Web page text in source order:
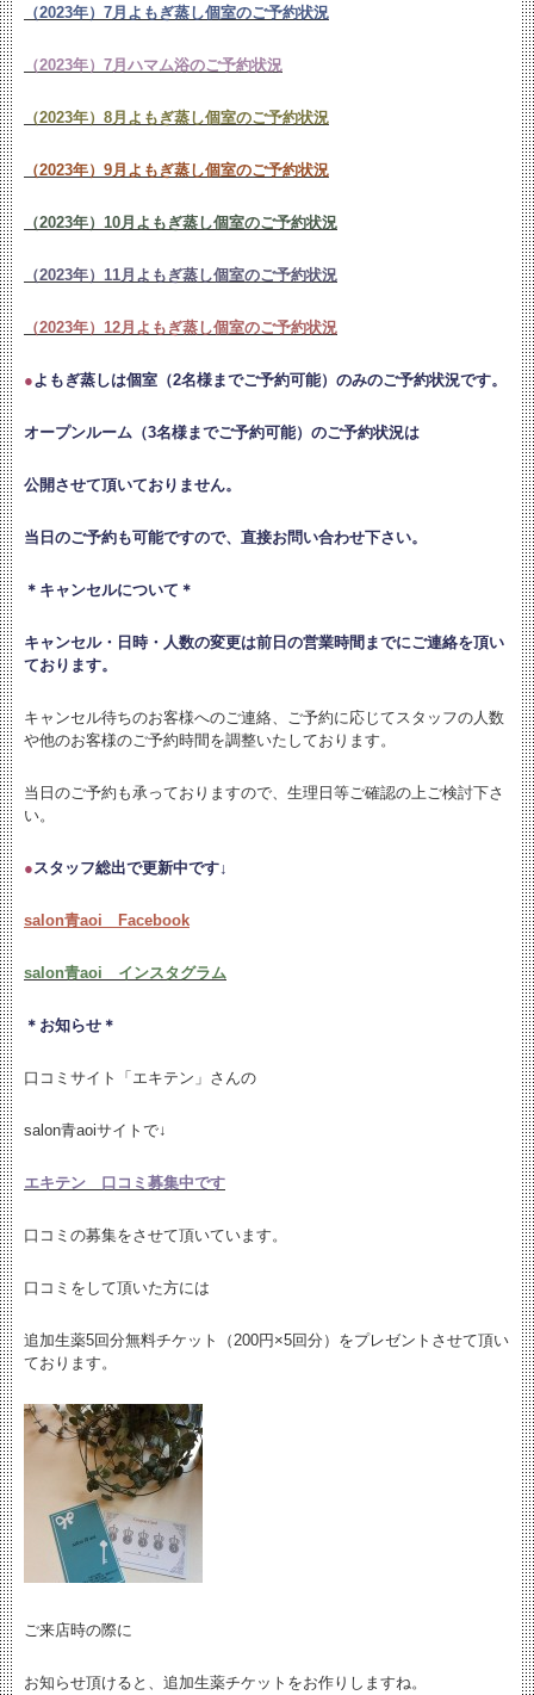
（2023年）7月よもぎ蒸し個室のご予約状況
（2023年）7月ハマム浴のご予約状況
（2023年）8月よもぎ蒸し個室のご予約状況
（2023年）9月よもぎ蒸し個室のご予約状況
（2023年）10月よもぎ蒸し個室のご予約状況
（2023年）11月よもぎ蒸し個室のご予約状況
（2023年）12月よもぎ蒸し個室のご予約状況
●よもぎ蒸しは個室（2名様までご予約可能）のみのご予約状況です。
オープンルーム（3名様までご予約可能）のご予約状況は
公開させて頂いておりません。
当日のご予約も可能ですので、直接お問い合わせ下さい。
＊キャンセルについて＊
キャンセル・日時・人数の変更は前日の営業時間までにご連絡を頂い
ております。
キャンセル待ちのお客様へのご連絡、ご予約に応じてスタッフの人数
や他のお客様のご予約時間を調整いたしております。
当日のご予約も承っておりますので、生理日等ご確認の上ご検討下さ
い。
●スタッフ総出で更新中です↓
salon青aoi Facebook
salon青aoi インスタグラム
＊お知らせ＊
口コミサイト「エキテン」さんの
salon青aoiサイトで↓
エキテン 口コミ募集中です
口コミの募集をさせて頂いています。
口コミをして頂いた方には
追加生薬5回分無料チケット（200円×5回分）をプレゼントさせて頂い
ております。
ご来店時の際に
お知らせ頂けると、追加生薬チケットをお作りしますね。